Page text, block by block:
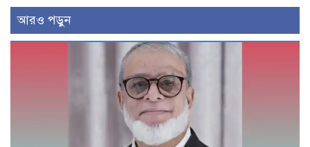
আরও পড়ুন